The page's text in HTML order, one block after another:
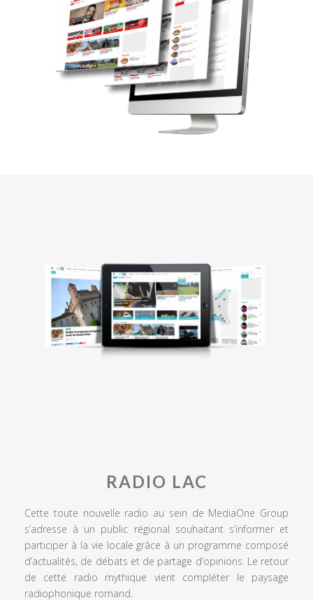
RADIO LAC
Cette toute nouvelle radio au sein de MediaOne Group
s’adresse à un public régional souhaitant s’informer et
participer à la vie locale grâce à un programme composé
d’actualités, de débats et de partage d’opinions. Le retour
de cette radio mythique vient compléter le paysage
radiophonique romand.